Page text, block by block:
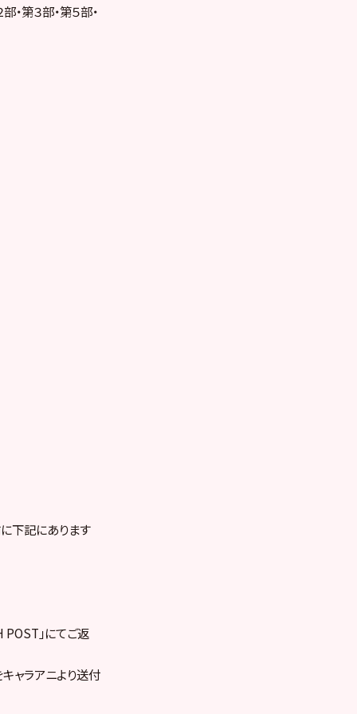
第３部・第５部・
下記にあります
POST」にてご返
ャラアニより送付